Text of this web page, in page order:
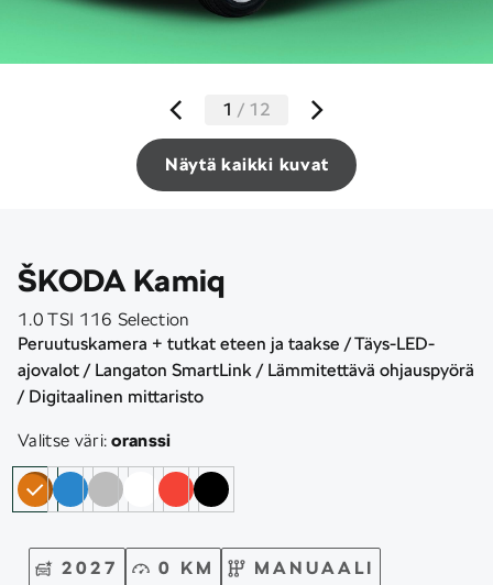
Näytä kaikki kuvat
1 / 12
ŠKODA Kamiq
1.0 TSI 116 Selection
Peruutuskamera + tutkat eteen ja taakse / Täys-LED-
ajovalot / Langaton SmartLink / Lämmitettävä ohjauspyörä
/ Digitaalinen mittaristo
Valitse väri:oranssi
2027 0 KM
MANUAALI